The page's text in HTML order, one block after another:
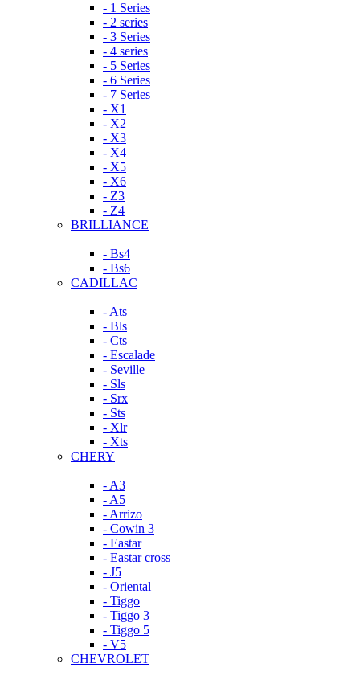
- 1 Series
- 2 series
- 3 Series
- 4 series
- 5 Series
- 6 Series
- 7 Series
- X1
- X2
- X3
- X4
- X5
- X6
- Z3
- Z4
BRILLIANCE
- Bs4
- Bs6
CADILLAC
- Ats
- Bls
- Cts
- Escalade
- Seville
- Sls
- Srx
- Sts
- Xlr
- Xts
CHERY
- A3
- A5
- Arrizo
- Cowin 3
- Eastar
- Eastar cross
- J5
- Oriental
- Tiggo
- Tiggo 3
- Tiggo 5
- V5
CHEVROLET